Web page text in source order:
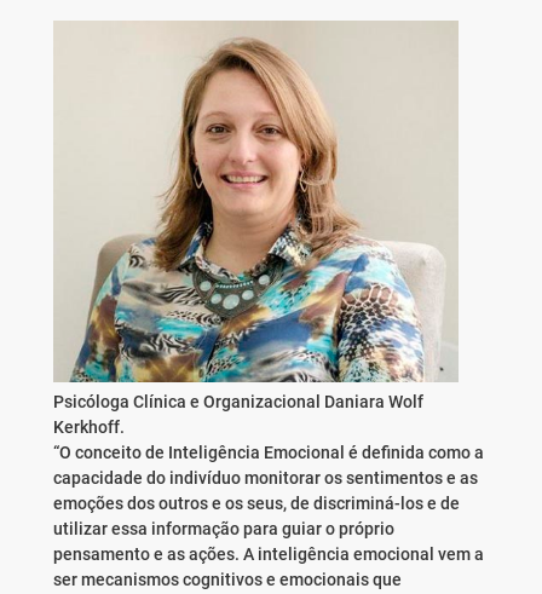
Psicóloga Clínica e Organizacional Daniara Wolf
Kerkhoff.
“O conceito de Inteligência Emocional é definida como a
capacidade do indivíduo monitorar os sentimentos e as
emoções dos outros e os seus, de discriminá-los e de
utilizar essa informação para guiar o próprio
pensamento e as ações. A inteligência emocional vem a
ser mecanismos cognitivos e emocionais que